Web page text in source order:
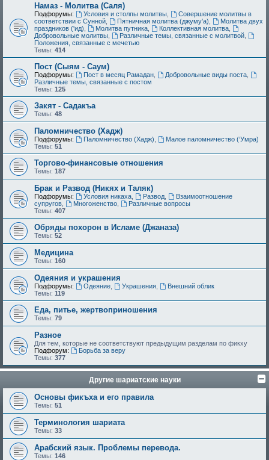
Намаз - Молитва (Саля)
Подфорумы: Условия и столпы молитвы,
Совершение молитвы в
соответствии с Сунной
Пятничная молитва (джуму'а)
Молитва двух
праздников ('ид)
Молитва путника, Коллективная молитва,
Добровольные молитвы
Различные темы, связанные с молитвой,
Положения, связанные с мечетью
Темы: 414
Пост (Сыям - Саум)
Подфорумы: Пост в месяц Рамадан, Добровольные виды поста,
Различные темы, связанные с постом
Темы: 125
Закят - Cадакъа
Темы: 48
Паломничество (Хадж)
Подфорумы: Паломничество (Хадж)
Малое паломничество (‘Умра)
Темы: 51
Торгово-финансовые отношения
Темы: 187
Брак и Развод (Никях и Таляк)
Подфорумы: Условия никаха, Развод,
Взаимоотношение
супругов
Многоженство,
Различные вопросы
Темы: 407
Обряды похорон в Исламе (Джаназа)
Темы: 52
Медицина
Темы: 160
Одеяния и украшения
Подфорумы: Одеяние, Украшения,
Внешний облик
Темы: 119
Еда, питье, жертвоприношения
Темы: 79
Разное
Для тем, которые не соответствуют предыдущим разделам по фикху
Подфорум:
Борьба за веру
Темы: 377
Другие шариатские науки
Основы фикъха и его правила
Темы: 51
Терминология шариата
Темы: 33
Арабский язык. Проблемы перевода.
Темы: 146